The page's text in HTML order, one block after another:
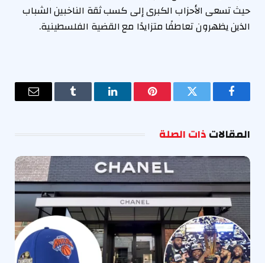
حيث تسعى الأحزاب الكبرى إلى كسب ثقة الناخبين الشباب
الذين يظهرون تعاطفًا متزايدًا مع القضية الفلسطينية.
فيسبوك تويتر بينتيريستلينكدإن Tumblr
البريد
المقالاتذات الصلة